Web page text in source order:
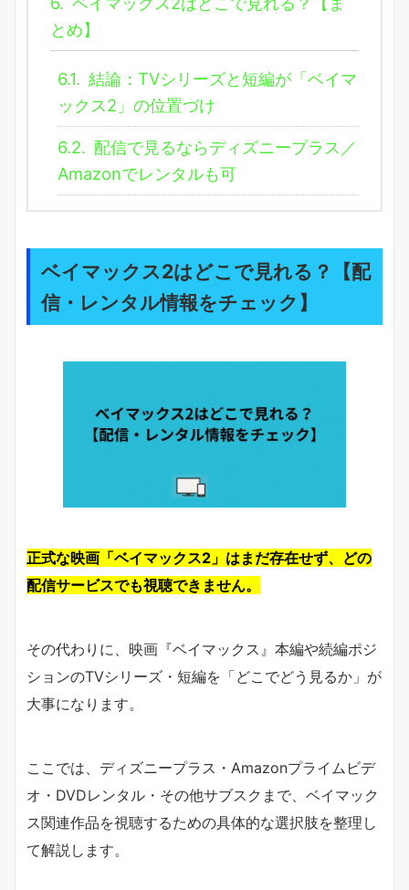
とめ】
6.1. 結論：TVシリーズと短編が「ベイマ
ックス2」の位置づけ
6.2. 配信で見るならディズニープラス／
Amazonでレンタルも可
ベイマックス2はどこで見れる？【配
信・レンタル情報をチェック】
正式な映画「ベイマックス2」はまだ存在せず、どの
配信サービスでも視聴できません。
その代わりに、映画『ベイマックス』本編や続編ポジ
ションのTVシリーズ・短編を「どこでどう見るか」が
大事になります。
ここでは、ディズニープラス・Amazonプライムビデ
オ・DVDレンタル・その他サブスクまで、ベイマック
ス関連作品を視聴するための具体的な選択肢を整理し
て解説します。